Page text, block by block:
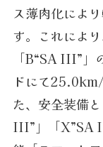
ス薄肉化によ
す。これによ
「B“SA III”
ドにて
た、安全装備
III”」「X”SA